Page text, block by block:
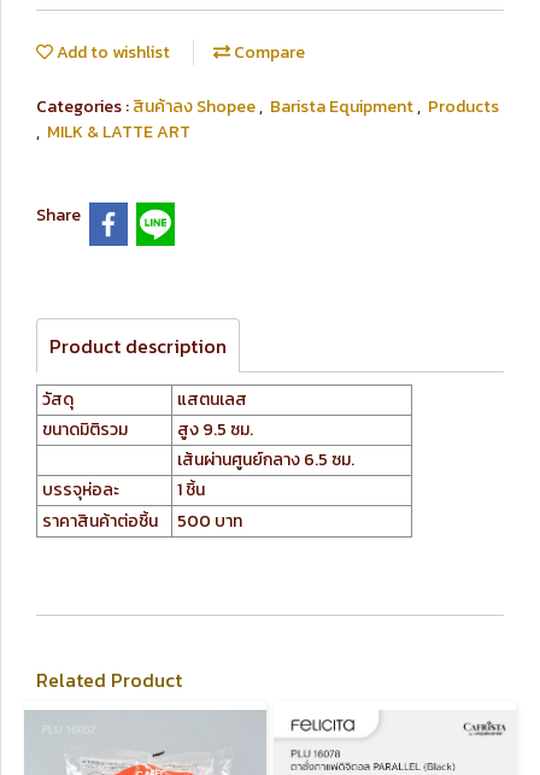
Add to wishlist Compare
Categories :สินค้าลง Shopee, Barista Equipment, Products
, MILK & LATTE ART
Share
Product description
วัสดุ
แสตนเลส
ขนาดมิติรวม
สูง 9.5 ซม.
เส้นผ่านศูนย์กลาง 6.5 ซม.
บรรจุห่อละ
1 ชิ้น
ราคาสินค้าต่อชิ้น
500 บาท
Related Product